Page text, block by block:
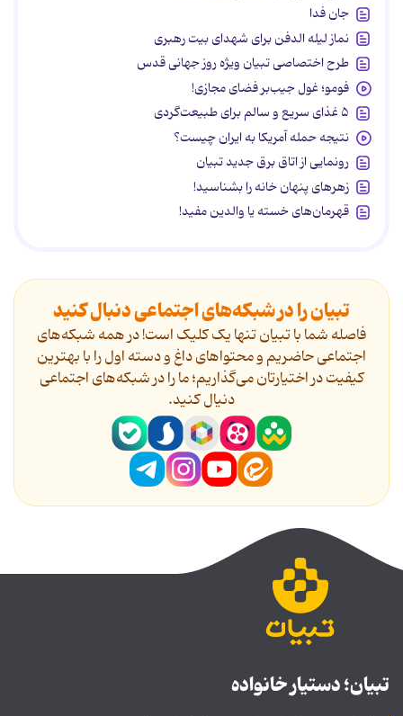
جان فدا
نماز لیله الدفن برای شهدای بیت رهبری
طرح اختصاصی تبیان ویژه روز جهانی قدس
فومو؛ غول جیب‌بر فضای مجازی!
۵ غذای سریع و سالم برای طبیعت‌گردی
نتیجه حمله آمریکا به ایران چیست؟
رونمایی از اتاق برق جدید تبیان
زهرهای پنهان خانه را بشناسید!
قهرمان‌های خسته یا والدین مفید!
تبیان را در شبکه‌های اجتماعی دنبال کنید
فاصله شما با تبیان تنها یک کلیک است! در همه شبکه‌های
اجتماعی حاضریم و محتواهای داغ و دسته اول را با بهترین
کیفیت در اختیارتان می‌گذاریم؛ ما را در شبکه‌های اجتماعی
دنیال کنید.
تبیان؛ دستیار خانواده